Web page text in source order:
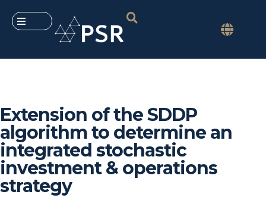
Extension of the SDDP
algorithm to determine an
integrated stochastic
investment & operations
strategy